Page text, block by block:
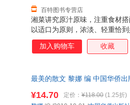
湘菜讲究原汁原味，注重食材
以适口为原则，浓淡、轻重恰
道经典湘菜、267款家常湘菜
香干、湘卤牛肉、手撕包菜
百特图书专营店
加入购物车 收藏
最美的散文 黎娜 编 中国华侨
¥14.70 定价： ¥118.00 (1.25折)